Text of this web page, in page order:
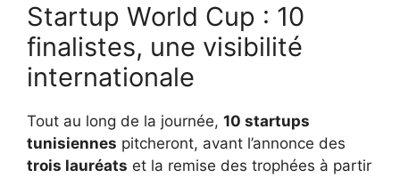
Startup World Cup : 10
finalistes, une visibilité
internationale
Tout au long de la journée, 10 startups
tunisiennes pitcheront, avant l’annonce des
trois lauréats et la remise des trophées à partir